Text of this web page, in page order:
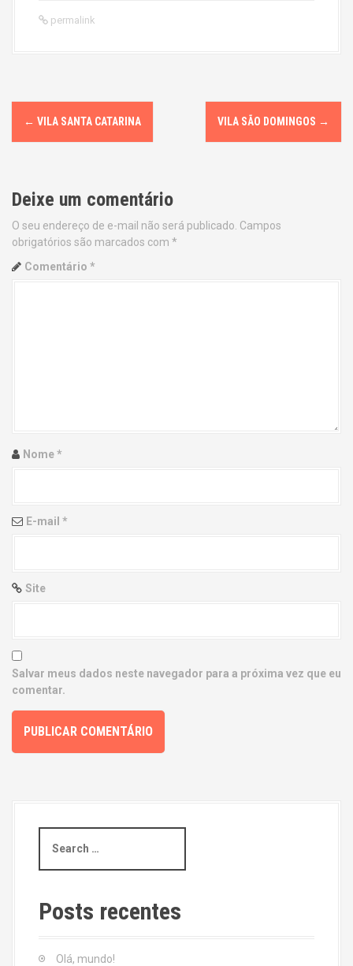
permalink
P
o
t
n
a
i
n
← VILA SANTA CATARINA VILA SÃO DOMINGOS →
Deixe um comentário
O seu endereço de e-mail não será publicado. Campos
obrigatórios são marcados com *
Comentário *
Nome*
E-mail *
Site
Salvar meus dados neste navegador para a próxima vez que eu
comentar.
a
c
h
Posts recentes
Olá, mundo!